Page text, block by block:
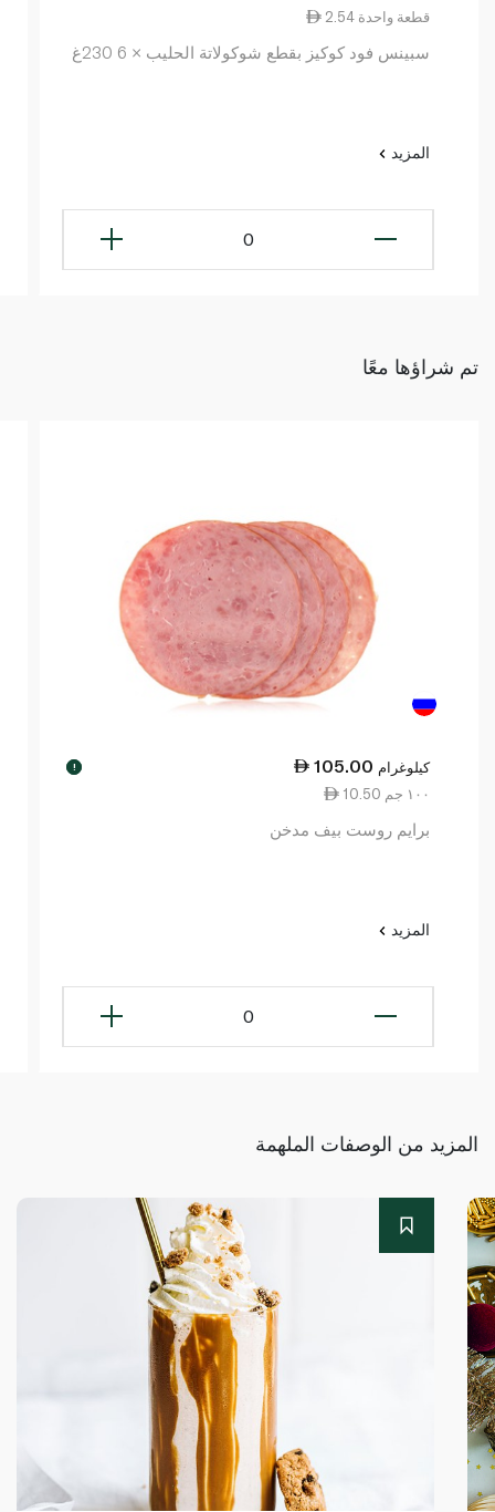
2.54 قطعة واحدة
سبينس فود كوكيز بقطع شوكولاتة الحليب × 6 230غ
المزيد
0
تم شراؤها معًا
105.00 كيلوغرام !
10.50 ١٠٠ جم
برايم روست بيف مدخن
المزيد
0
المزيد من الوصفات الملهمة